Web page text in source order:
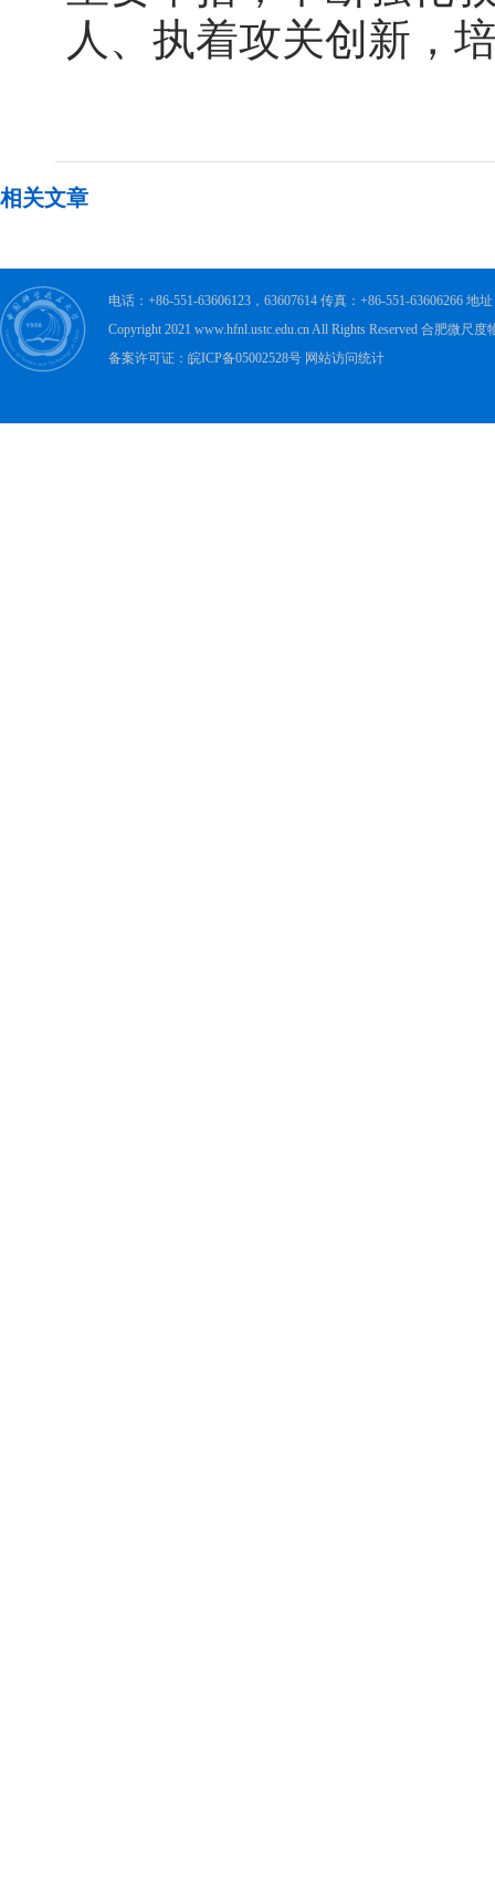
人、执着攻关创新，
相关文章
电话：+86-551-63606123，63607614 传真：+86-551-63606266 地
Copyright 2021 www.hfnl.ustc.edu.cn All Rights Reserved 合肥微尺
备案许可证：皖ICP备05002528号 网站访问统计